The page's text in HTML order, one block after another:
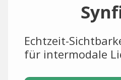
Echtzeit-
für intermodale